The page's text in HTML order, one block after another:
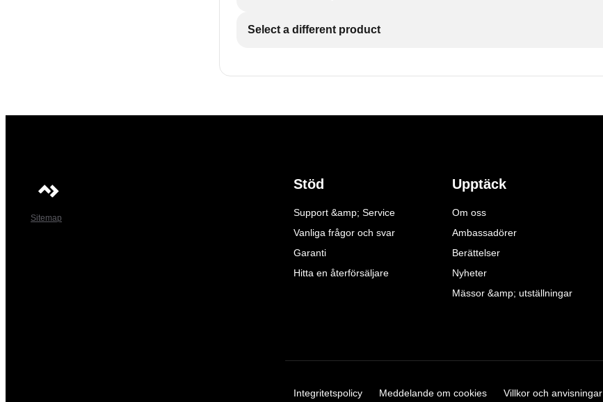
Select a different product
Sitemap
Stöd
Support &amp; Service
Vanliga frågor och svar
Garanti
Hitta en återförsäljare
Upptäck
Om oss
Ambassadörer
Berättelser
Nyheter
Mässor &amp; utställningar
Integritetspolicy Meddelande om cookies Villkor och anvisningar